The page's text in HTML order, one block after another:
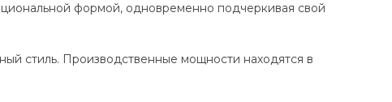
формой, одновременно подчеркивая свой
стиль. Производственные мощности находятся в